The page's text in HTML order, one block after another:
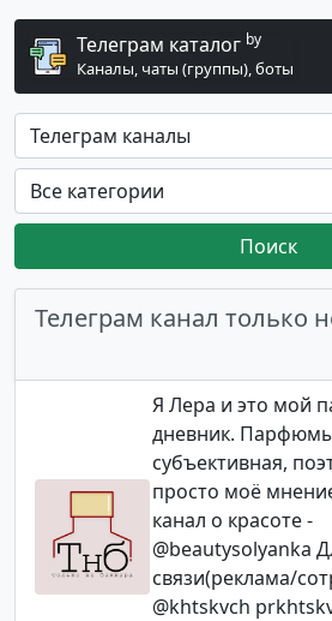
Телеграм каталог by
Каналы, чаты (группы), боты
Поиск
Телеграм канал только
Я Лера и это мой
дневник.
субъективная,
просто моё
канал о красоте -
@beautysolyanka
связи(реклама/
@khtskvch